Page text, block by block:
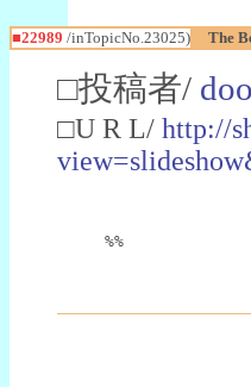
■22989 /inTopicNo.23025) The
□投稿者/
□U R L/ http://
%%